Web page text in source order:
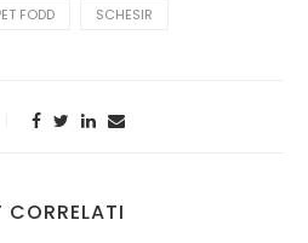
FODD SCHESIR
CORRELATI